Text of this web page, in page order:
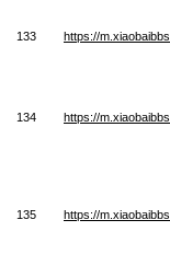
133 https://
134 https://
135 https://